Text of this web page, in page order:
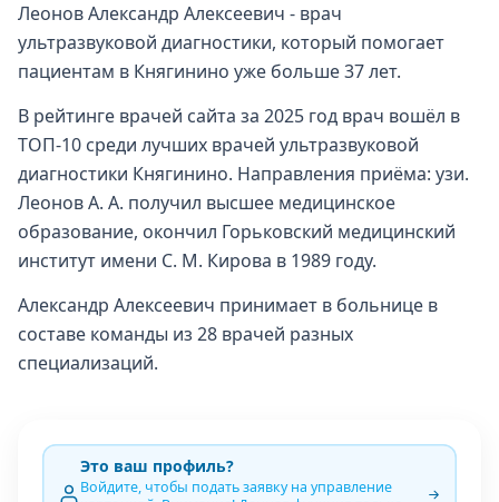
Леонов Александр Алексеевич - врач
ультразвуковой диагностики, который помогает
пациентам в Княгинино уже больше 37 лет.
В рейтинге врачей сайта за 2025 год врач вошёл в
ТОП-10 среди лучших врачей ультразвуковой
диагностики Княгинино. Направления приёма: узи.
Леонов А. А. получил высшее медицинское
образование, окончил Горьковский медицинский
институт имени С. М. Кирова в 1989 году.
Александр Алексеевич принимает в больнице в
составе команды из 28 врачей разных
специализаций.
Это ваш профиль?
Войдите, чтобы подать заявку на управление